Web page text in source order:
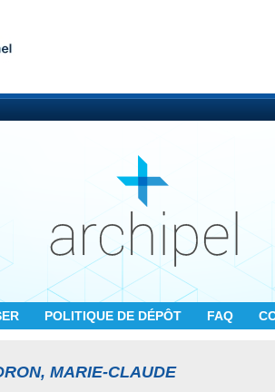
POLITIQUE DE DÉPÔT FAQ
MARIE-CLAUDE